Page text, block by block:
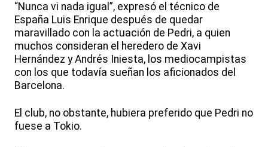
“Nunca vi nada igual”, expresó el técnico de
España Luis Enrique después de quedar
maravillado con la actuación de Pedri, a quien
muchos consideran el heredero de Xavi
Hernández y Andrés Iniesta, los mediocampistas
con los que todavía sueñan los aficionados del
Barcelona.
El club, no obstante, hubiera preferido que Pedri no
fuese a Tokio.